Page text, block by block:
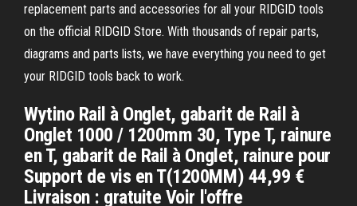
replacement parts and accessories for all your RIDGID tools
on the official RIDGID Store. With thousands of repair parts,
diagrams and parts lists, we have everything you need to get
your RIDGID tools back to work.
Wytino Rail à Onglet, gabarit de Rail à
Onglet 1000 / 1200mm 30, Type T, rainure
en T, gabarit de Rail à Onglet, rainure pour
Support de vis en T(1200MM) 44,99 €
Livraison : gratuite Voir l'offre